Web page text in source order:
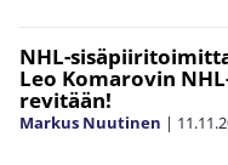
NHL-
Leo Komarovin
revitään!
Markus Nuutinen |